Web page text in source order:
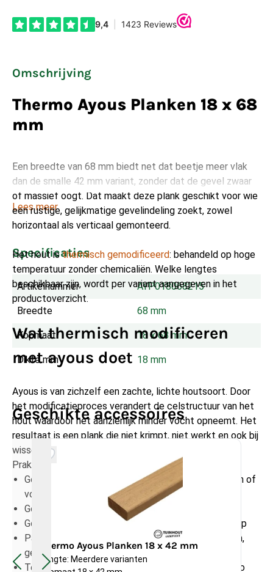
Omschrijving
Thermo Ayous Planken 18 x 68
mm
Een breedte van 68 mm biedt net dat beetje meer vlak
dan de smalle 42 mm variant, zonder dat de gevel zwaar
of massief oogt. Dat maakt deze plank geschikt voor wie
een rustige, gelijkmatige gevelindeling zoekt, zowel
horizontaal als verticaal gemonteerd.
Het hout isthermisch gemodificeerd: behandeld op hoge
temperatuur zonder chemicaliën. Welke lengtes
beschikbaar zijn, wordt per variant aangegeven in het
productoverzicht.
Wat thermisch modificeren
met ayous doet
Ayous is van zichzelf een zachte, lichte houtsoort. Door
het modificatieproces verandert de celstructuur van het
hout waardoor het aanzienlijk minder vocht opneemt. Het
resultaat is een plank die niet krimpt, niet werkt en ook bij
wisselend weer maatvas t blijft.
Praktisch gezien betekent dit:
Geen neiging tot kromtrekken of scheuren bij regen of
vorst
Geen chemische impregnering nodig
Goed te bewerken met standaard houtgereedschap
Past binnen een circulaire bouwvisie: geen biociden,
geen coatings verplicht
Te combineren met andere breedtes uit de Thermo
Lees meer
Specificaties
Artikelnummer AYP018068215
Breedte 68 mm
Kopmaat 18 x 68 mm
Dikte mm 18 mm
Geschikte accessoires
Thermo Ayous Planken 18 x 42 mm
Lengte: Meerdere varianten